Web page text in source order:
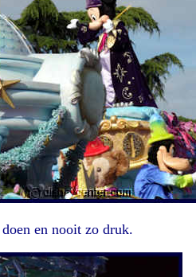
en nooit zo druk.